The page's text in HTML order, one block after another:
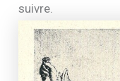
suivre.